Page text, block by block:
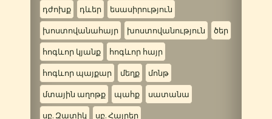
դժոխք դևեր եսասիրություն
խոստովանահայր խոստովանություն ծեր
հոգևոր կյանք հոգևոր հայր
հոգևոր պայքար մեղք մոնթ
մտային աղոթք պահք սատանա
սբ. Զատիկ սբ. Հայրեր